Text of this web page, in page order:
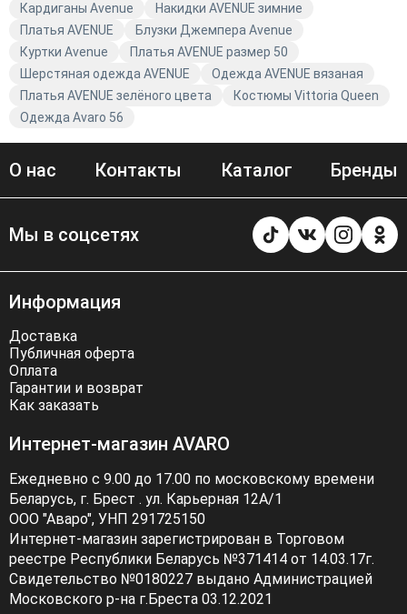
Кардиганы Avenue
Накидки AVENUE зимние
Платья AVENUE
Блузки Джемпера Avenue
Куртки Avenue
Платья AVENUE размер 50
Шерстяная одежда AVENUE
Одежда AVENUE вязаная
Платья AVENUE зелёного цвета
Костюмы Vittoria Queen
Одежда Avaro 56
О нас Контакты Каталог Бренды
Мы в соцсетях
Информация
Доставка
Публичная оферта
Оплата
Гарантии и возврат
Как заказать
Интернет-магазин AVARO
Ежедневно с 9.00 до 17.00 по московскому времени
Беларусь, г. Брест . ул. Карьерная 12А/1
ООО "Аваро", УНП 291725150
Интернет-магазин зарегистрирован в Торговом
реестре Республики Беларусь №371414 от 14.03.17г.
Свидетельство №0180227 выдано Администрацией
Московского р-на г.Бреста 03.12.2021